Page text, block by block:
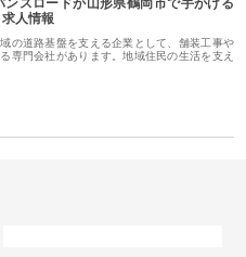
ンスロードが山形県鶴岡市で手がける
人情報
の道路基盤を支える企業として、舗装工事や
専門会社があります。地域住民の生活を支え